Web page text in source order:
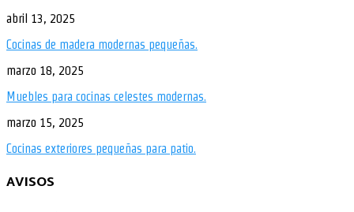
abril 13, 2025
Cocinas de madera modernas pequeñas.
marzo 18, 2025
Muebles para cocinas celestes modernas.
marzo 15, 2025
Cocinas exteriores pequeñas para patio.
AVISOS